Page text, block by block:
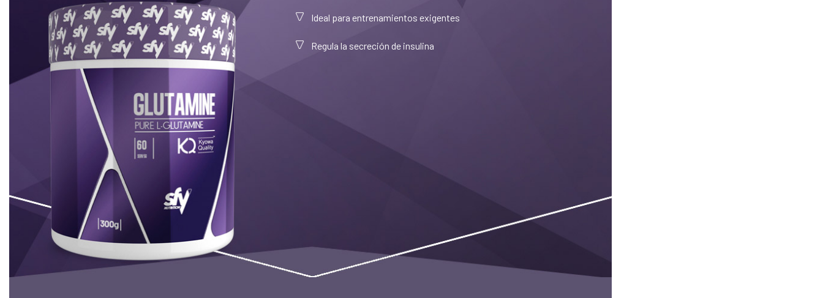
Ideal para entrenamientos exigentes
Regula la secreción de insulina